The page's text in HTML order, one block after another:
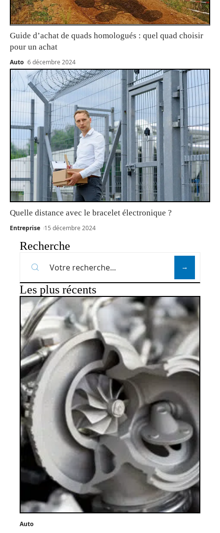
Guide d’achat de quads homologués : quel quad choisir
pour un achat
Auto 6 décembre 2024
Quelle distance avec le bracelet électronique ?
Entreprise 15 décembre 2024
Recherche
Les plus récents
Auto